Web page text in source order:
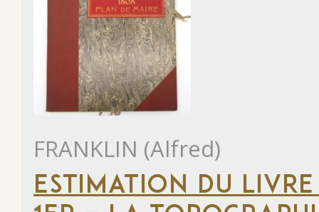
FRANKLIN (Alfred)
ESTIMATION DU